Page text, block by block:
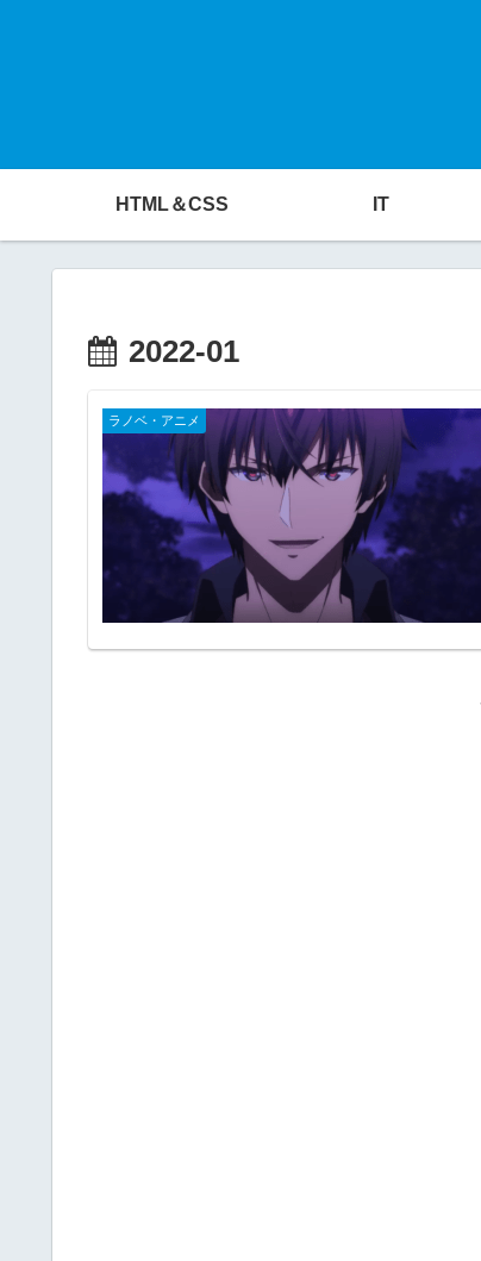
HTML＆CSS IT
2022-01
ラノベ・アニメ